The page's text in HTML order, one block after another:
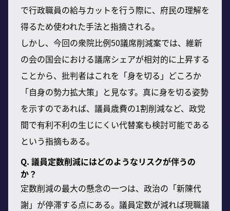
で行政職員の給与カットを行う際に、府民の理解を
得るため使われた手法と指摘される。
しかし、今回の衆院比例50議席削減案では、維新
の会の国会における議席シェアが相対的に上昇する
ことから、批判者はこれを「身を切る」どころか
「自身の勢力拡大策」と見なす。真に身を切る姿勢
を示すのであれば、議員歳費の1割削減など、政党
間で有利不利の生じにくい代替案も検討可能である
という指摘もある。
Q. 議員定数削減にはどのようなリスクが伴うの
か？
定数削減の最大の懸念の一つは、政治の「新陳代
謝」が停滞する点にある。議員定数が減れば現職議